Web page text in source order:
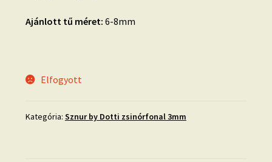
Ajánlott tű méret: 6-8mm
Elfogyott
Kategória: Sznur by Dotti zsinórfonal 3mm